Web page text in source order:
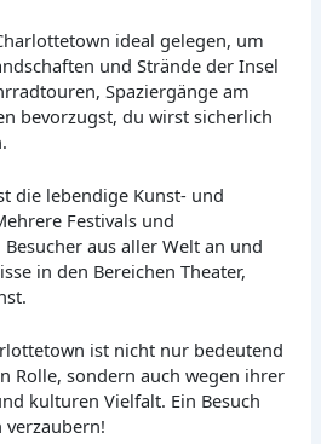
ideal gelegen, um
und Strände der Insel
Spaziergänge am
bevorzugst, du wirst sicherlich
die lebendige Kunst- und
Festivals und
aus aller Welt an und
in den Bereichen Theater,
ist nicht nur bedeutend
Rolle, sondern auch wegen ihrer
kulturen Vielfalt. Ein Besuch